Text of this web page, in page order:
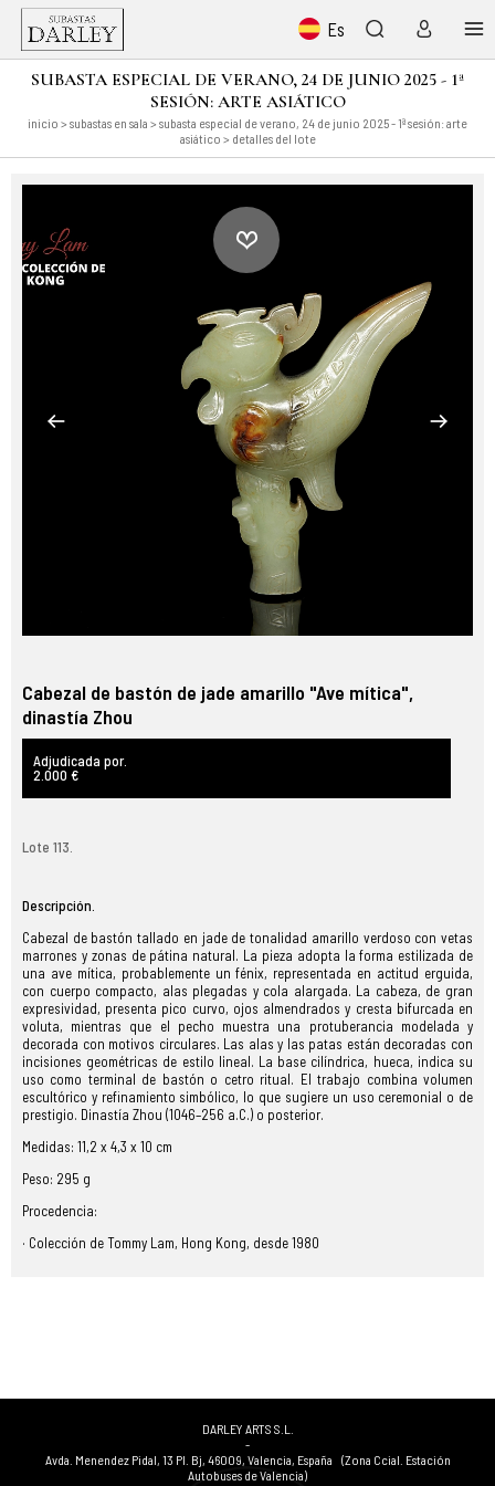
Es
SUBASTA ESPECIAL DE VERANO, 24 DE JUNIO 2025 - 1ª
SESIÓN: ARTE ASIÁTICO
inicio > subastas en sala > subasta especial de verano, 24 de junio 2025 - 1ª sesión: arte
asiático > detalles del lote
Cabezal de bastón de jade amarillo "Ave mítica",
dinastía Zhou
Adjudicada por.
2.000 €
Lote 113.
Descripción.
Cabezal de bastón tallado en jade de tonalidad amarillo verdoso con vetas
marrones y zonas de pátina natural. La pieza adopta la forma estilizada de
una ave mítica, probablemente un fénix, representada en actitud erguida,
con cuerpo compacto, alas plegadas y cola alargada. La cabeza, de gran
expresividad, presenta pico curvo, ojos almendrados y cresta bifurcada en
voluta, mientras que el pecho muestra una protuberancia modelada y
decorada con motivos circulares. Las alas y las patas están decoradas con
incisiones geométricas de estilo lineal. La base cilíndrica, hueca, indica su
uso como terminal de bastón o cetro ritual. El trabajo combina volumen
escultórico y refinamiento simbólico, lo que sugiere un uso ceremonial o de
prestigio. Dinastía Zhou (1046–256 a.C.) o posterior.
Medidas: 11,2 x 4,3 x 10 cm
Peso: 295 g
Procedencia:
· Colección de Tommy Lam, Hong Kong, desde 1980
DARLEY ARTS S.L.
-
Avda. Menendez Pidal, 13 Pl. Bj, 46009, Valencia, España (Zona Ccial. Estación
Autobuses de Valencia)